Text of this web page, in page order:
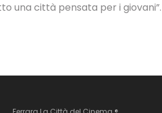
una città pensata per i giovani”.